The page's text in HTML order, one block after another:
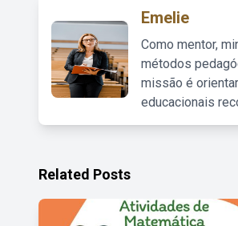
Emelie
Como mentor,
métodos
missão é
educacionais
Related Posts